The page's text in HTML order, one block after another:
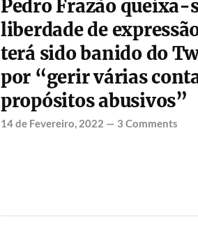
Pedro Frazão queixa-
liberdade de
terá sido banido do
por “gerir várias
propósitos abusivos”
14 de Fevereiro, 2022 — 3 Comments